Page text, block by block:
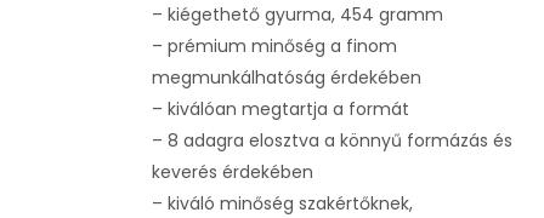
– kiégethető gyurma, 454 gramm
– prémium minőség a finom
megmunkálhatóság érdekében
– kiválóan megtartja a formát
– 8 adagra elosztva a könnyű formázás és
keverés érdekében
– kiváló minőség szakértőknek,